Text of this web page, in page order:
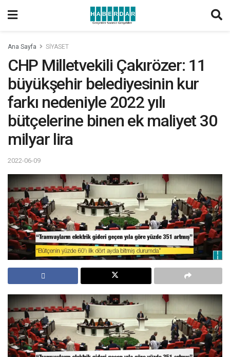
Ana Sayfa SİYASET
CHP Milletvekili Çakırözer: 11
büyükşehir belediyesinin kur
farkı nedeniyle 2022 yılı
bütçelerine binen ek maliyet 30
milyar lira
2022-06-09